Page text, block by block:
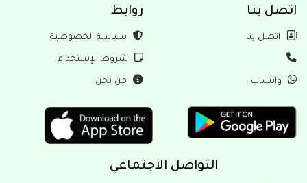
بنا
بنا سياسة الخصوصية
شروط الإستخدام
من نحن
التواصل الاجتماعي